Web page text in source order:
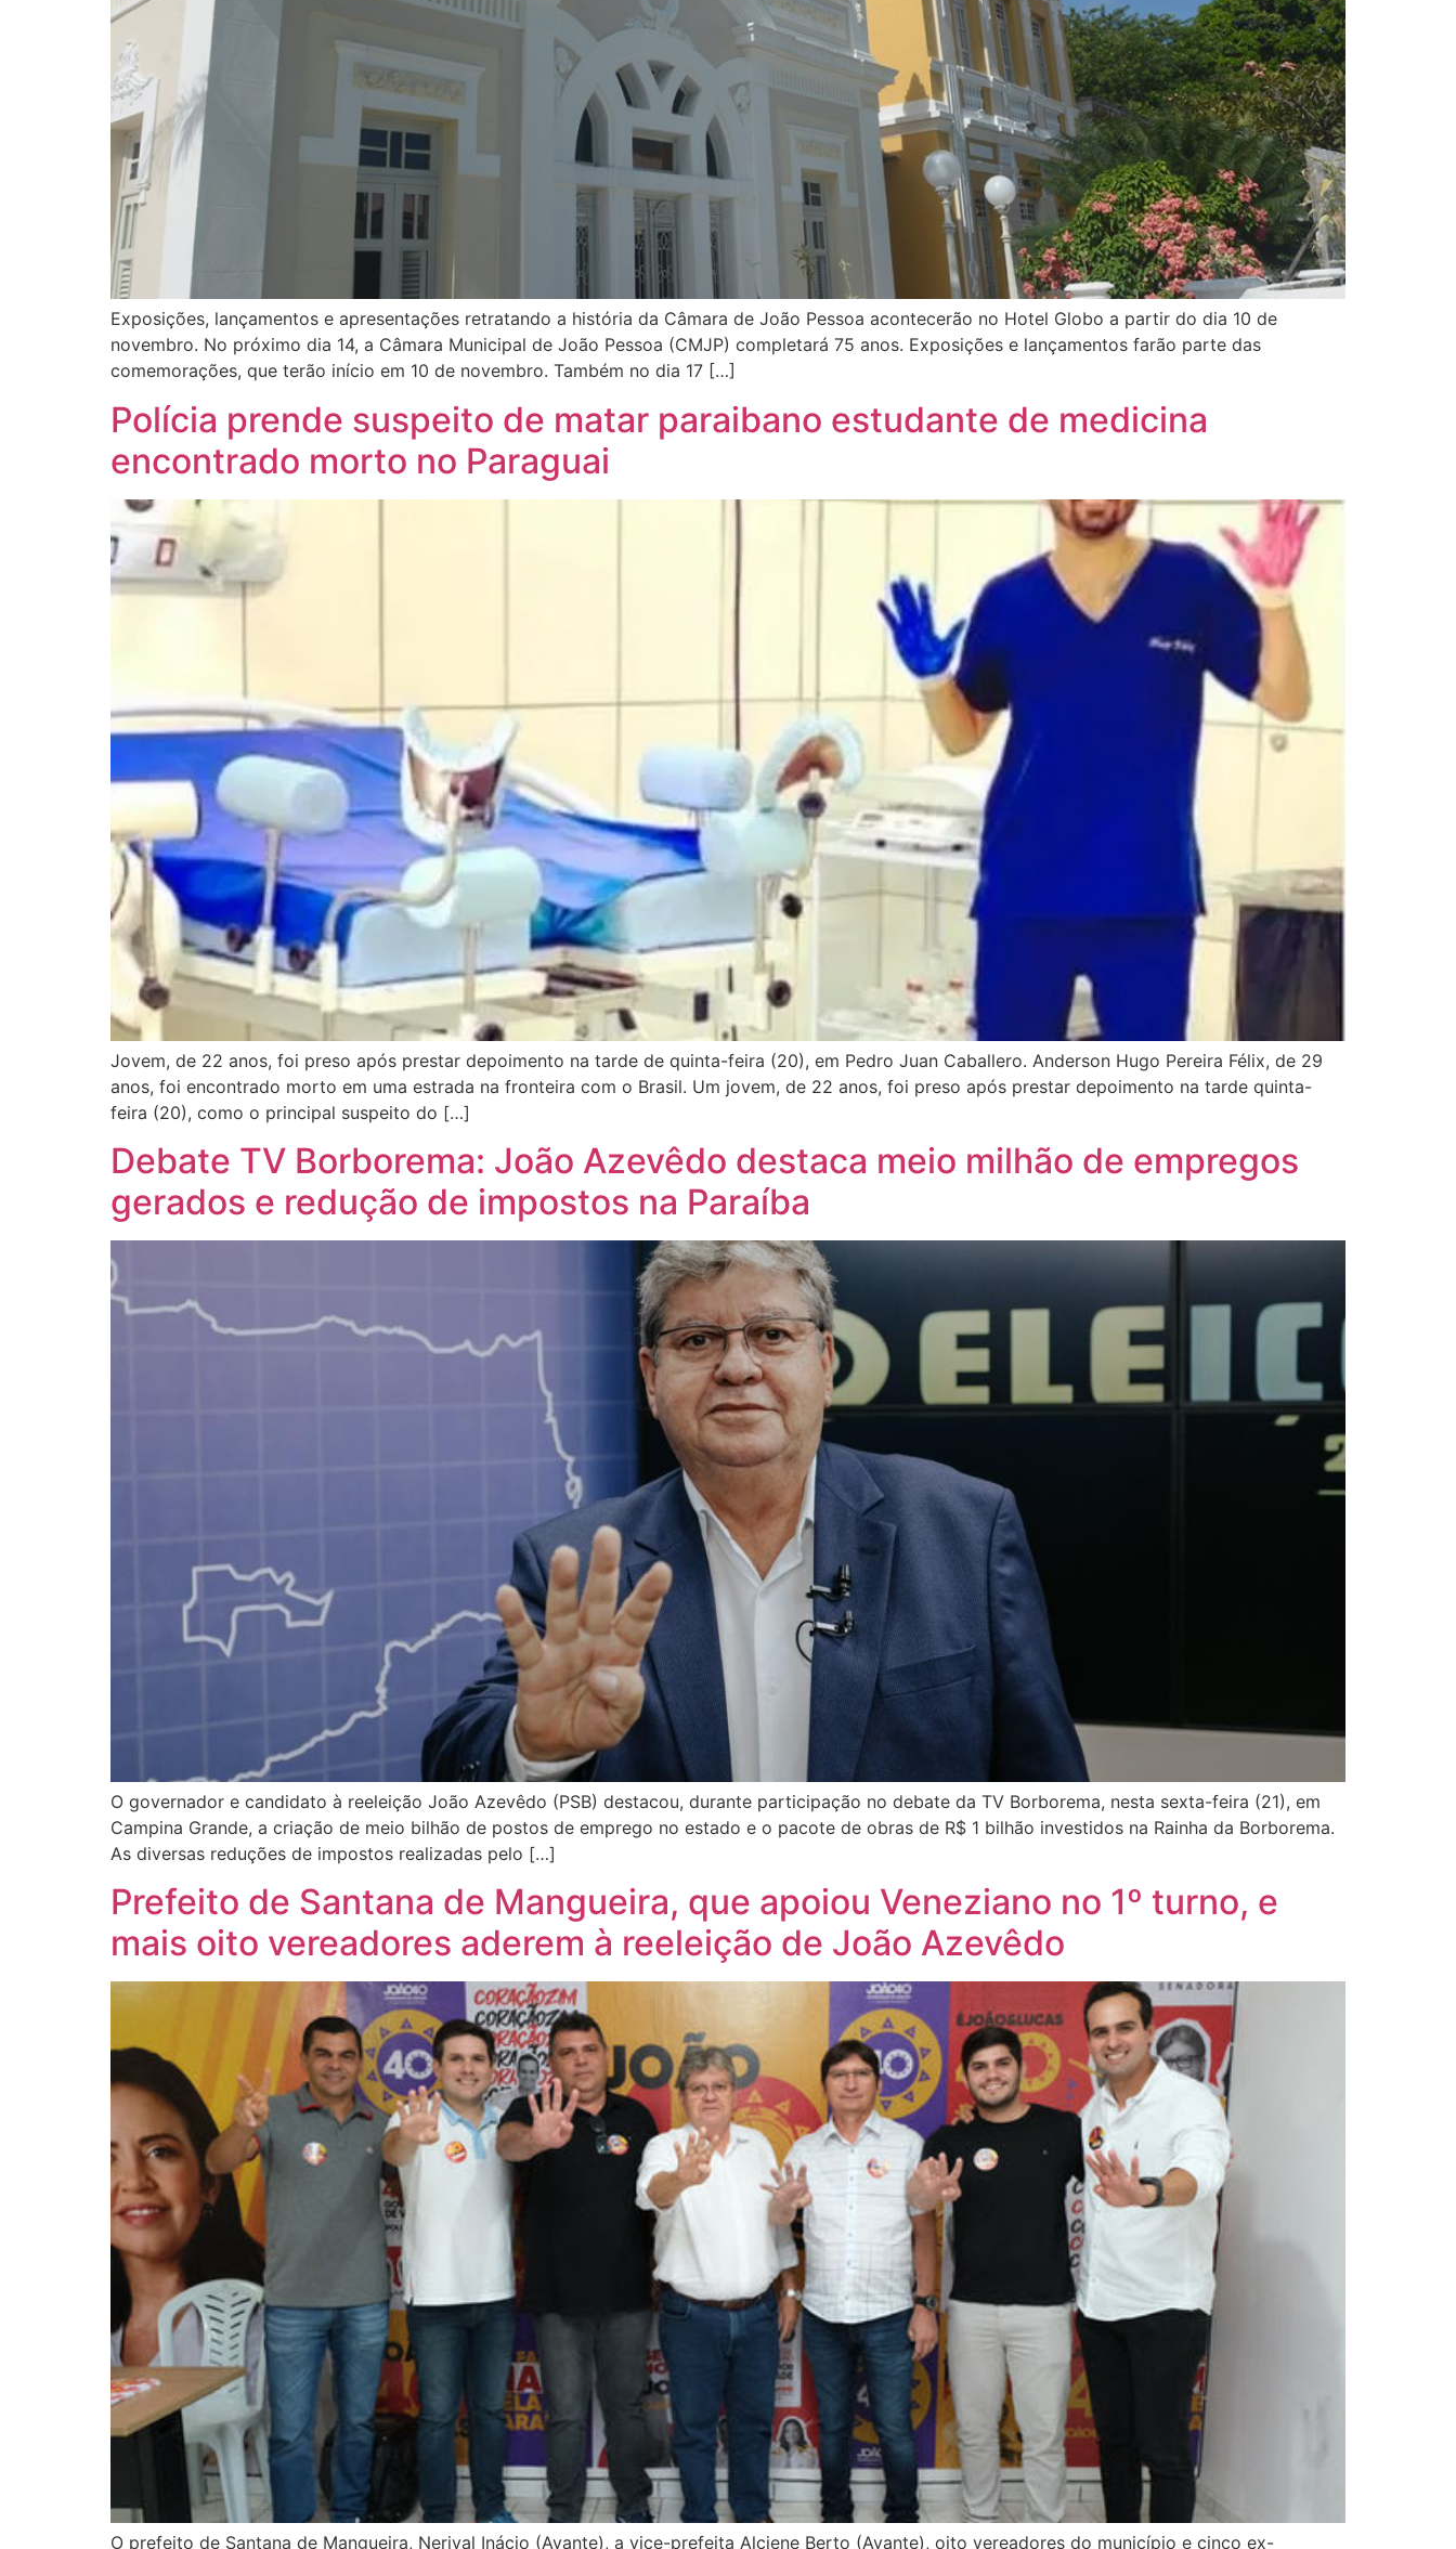
Exposições, lançamentos e apresentações retratando a história da Câmara de João Pessoa acontecerão no Hotel Globo a partir do dia 10 de
novembro. No próximo dia 14, a Câmara Municipal de João Pessoa (CMJP) completará 75 anos. Exposições e lançamentos farão parte das
comemorações, que terão início em 10 de novembro. Também no dia 17 […]
Polícia prende suspeito de matar paraibano estudante de medicina
encontrado morto no Paraguai
Jovem, de 22 anos, foi preso após prestar depoimento na tarde de quinta-feira (20), em Pedro Juan Caballero. Anderson Hugo Pereira Félix, de 29
anos, foi encontrado morto em uma estrada na fronteira com o Brasil. Um jovem, de 22 anos, foi preso após prestar depoimento na tarde quinta-
feira (20), como o principal suspeito do […]
Debate TV Borborema: João Azevêdo destaca meio milhão de empregos
gerados e redução de impostos na Paraíba
O governador e candidato à reeleição João Azevêdo (PSB) destacou, durante participação no debate da TV Borborema, nesta sexta-feira (21), em
Campina Grande, a criação de meio bilhão de postos de emprego no estado e o pacote de obras de R$ 1 bilhão investidos na Rainha da Borborema.
As diversas reduções de impostos realizadas pelo […]
Prefeito de Santana de Mangueira, que apoiou Veneziano no 1º turno, e
mais oito vereadores aderem à reeleição de João Azevêdo
O prefeito de Santana de Mangueira, Nerival Inácio (Avante), a vice-prefeita Alciene Berto (Avante), oito vereadores do município e cinco ex-